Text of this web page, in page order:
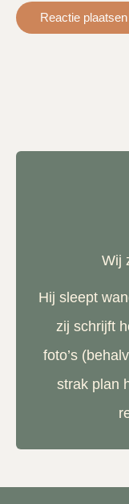
Wij
Hij sleept
zij schrijft
foto’s
strak plan